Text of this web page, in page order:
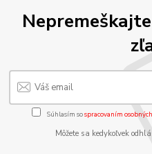
Súhlasím sospracovaním
Môžete sa kedykoľvek